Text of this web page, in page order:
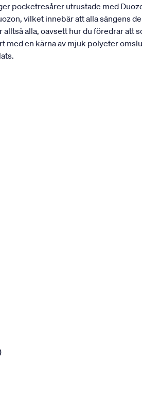
pocketresårer utrustade med
vilket innebär att alla sängens
alla, oavsett hur du föredrar
en kärna av mjuk polyeter